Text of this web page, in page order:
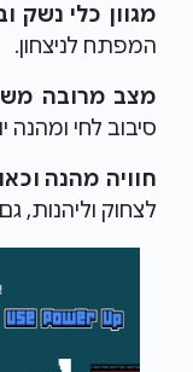
מגוון כלי נשק
המפתח לניצחון.
מצב מרובה
סיבוב לחי ומהנה
חוויה מהנה
לצחוק וליהנות,